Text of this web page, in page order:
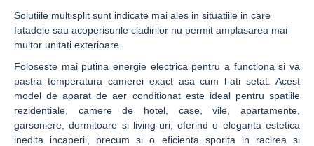
Solutiile multisplit sunt indicate mai ales in situatiile in care
fatadele sau acoperisurile cladirilor nu permit amplasarea mai
multor unitati exterioare.
Foloseste mai putina energie electrica pentru a functiona si va
pastra temperatura camerei exact asa cum l-ati setat. Acest
model de aparat de aer conditionat este ideal pentru spatiile
rezidentiale, camere de hotel, case, vile, apartamente,
garsoniere, dormitoare si living-uri, oferind o eleganta estetica
inedita incaperii, precum si o eficienta sporita in racirea si